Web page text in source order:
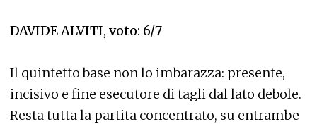
DAVIDE ALVITI, voto: 6/7
Il quintetto base non lo imbarazza: presente,
incisivo e fine esecutore di tagli dal lato debole.
Resta tutta la partita concentrato, su entrambe